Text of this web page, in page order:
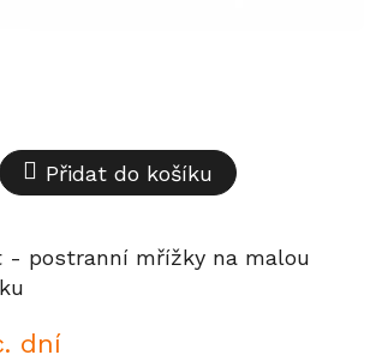
Přidat do košíku
- postranní mřížky na malou
dní